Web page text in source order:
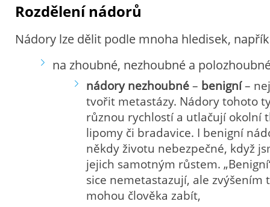
Rozdělení nádorů
Nádory lze dělit podle mnoha hledisek,
na zhoubné, nezhoubné a
nádory nezhoubné– benigní–
tvořit metastázy. Nádory tohoto
různou rychlostí a utlačují okolní
lipomy či bradavice. I benigní
někdy životu nebezpečné, když
jejich samotným růstem.
sice nemetastazují, ale zvýšením
mohou člověka zabít,